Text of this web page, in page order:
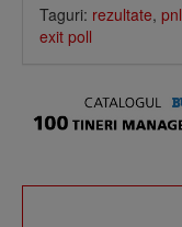
Taguri: rezultate, pnl
exit poll